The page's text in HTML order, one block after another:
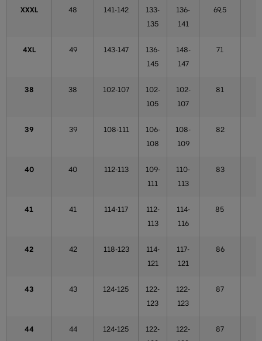
XXXL 48 141-142
133-
135
136-
141
69,5
4XL 49 143-147
136-
145
148-
147
71
38 38 102-107
102-
105
102-
107
81
39 39 108-111
106-
108
108-
109
82
40 40 112-113
109-
111
110-
113
83
41 41 114-117
112-
113
114-
116
85
42 42 118-123
114-
121
117-
121
86
43 43 124-125
122-
123
122-
123
87
44 44 124-125
122-
122-
87